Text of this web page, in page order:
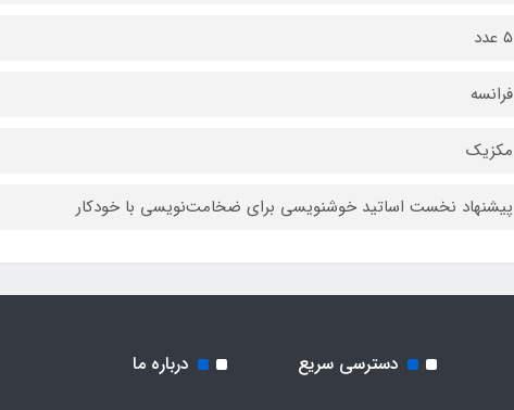
۵ عدد
فرانسه
مکزیک
پیشنهاد نخست اساتید خوشنویسی برای ضخامت‌نویسی با خودکار
دسترسی سریع درباره ما